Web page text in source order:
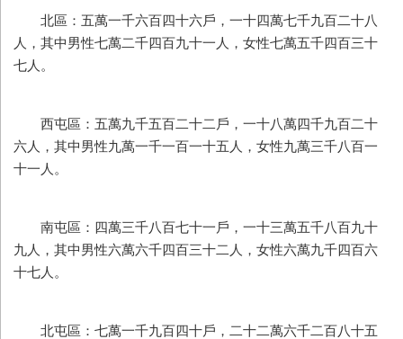
北區：五萬一千六百四十六戶，一十四萬七千九百二十八
人，其中男性七萬二千四百九十一人，女性七萬五千四百三十
七人。
西屯區：五萬九千五百二十二戶，一十八萬四千九百二十
六人，其中男性九萬一千一百一十五人，女性九萬三千八百一
十一人。
南屯區：四萬三千八百七十一戶，一十三萬五千八百九十
九人，其中男性六萬六千四百三十二人，女性六萬九千四百六
十七人。
北屯區：七萬一千九百四十戶，二十二萬六千二百八十五